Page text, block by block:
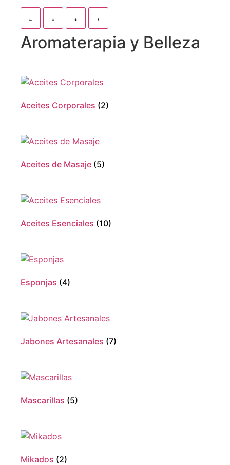
Aromaterapia y Belleza
Aceites Corporales (2)
Aceites de Masaje (5)
Aceites Esenciales (10)
Esponjas (4)
Jabones Artesanales (7)
Mascarillas (5)
Mikados (2)